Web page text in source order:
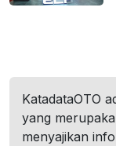
KatadataOTO
yang
menyajikan